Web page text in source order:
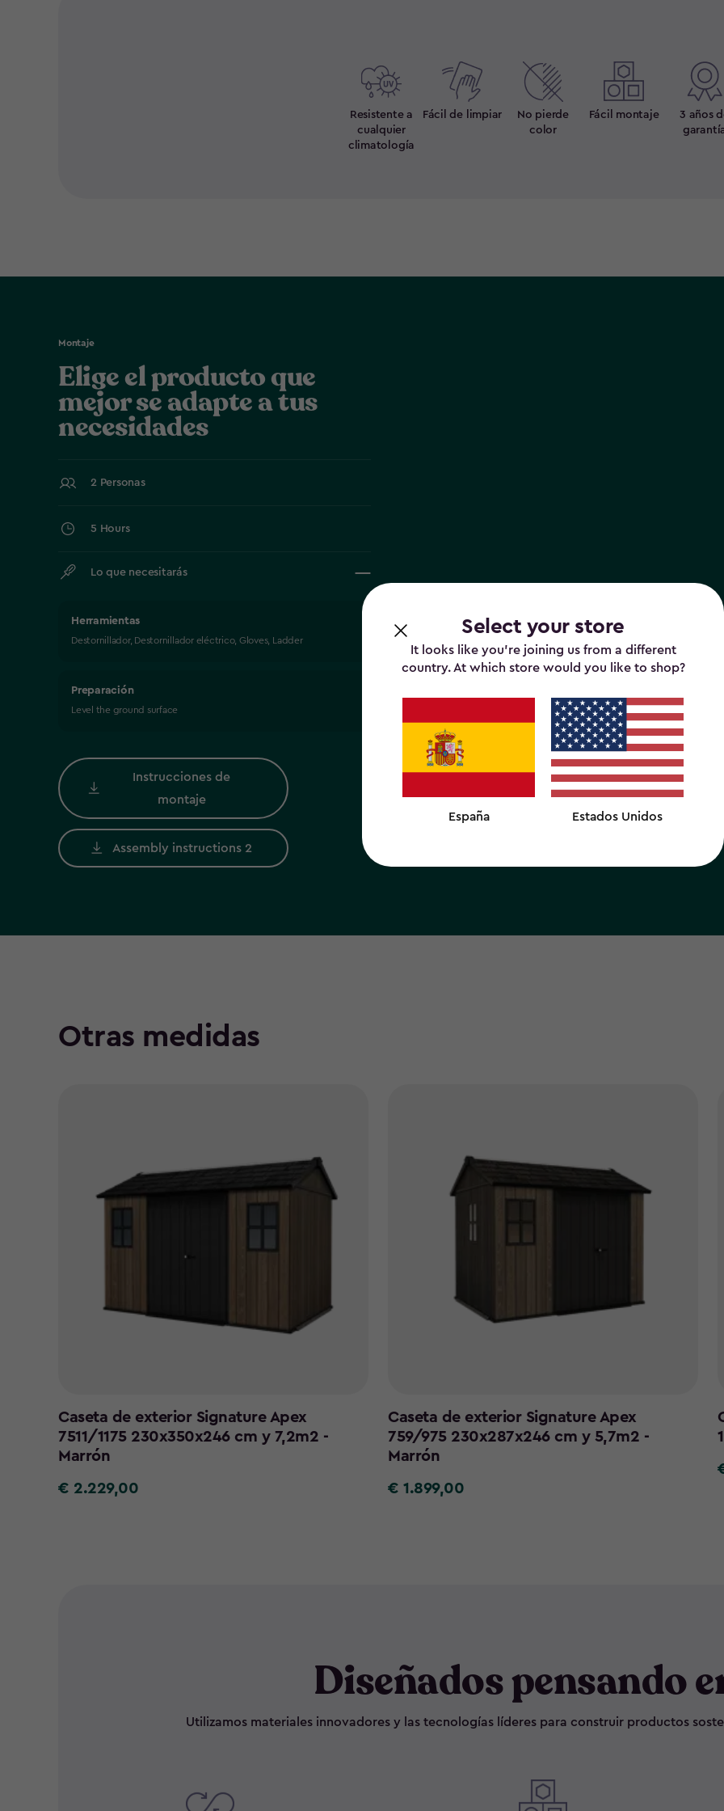
Select your store
It looks like you’re joining us from a different
country. At which store would you like to shop?
España Estados Unidos
Resistente a
cualquier
climatología
Fácil de limpiar
No pierde
color
Fácil montaje
3 años
Montaje
Elige el producto que
mejor se adapte a tus
necesidades
2 Personas
5 Hours
Lo que necesitarás
Herramientas
Destornillador, Destornillador eléctrico, Gloves, Ladder
Preparación
Level the ground surface
Instrucciones de
montaje
Assembly instructions 2
Otras medidas
Caseta de exterior Signature Apex
7511/1175 230x350x246 cm y 7,2m2 -
Marrón
€
€ 2.229,00
Caseta de exterior Signature Apex
759/975 230x287x246 cm y 5,7m2 -
Marrón
€
€ 1.899,00
Diseñados pensando
Utilizamos materiales innovadores y las tecnologías líderes para construir productos